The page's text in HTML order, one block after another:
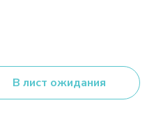
В лист ожидания